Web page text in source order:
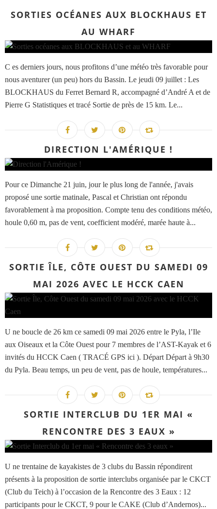
SORTIES OCÉANES AUX BLOCKHAUS ET
AU WHARF
C es derniers jours, nous profitons d’une météo très favorable pour
nous aventurer (un peu) hors du Bassin. Le jeudi 09 juillet : Les
BLOCKHAUS du Ferret Bernard R, accompagné d’André A et de
Pierre G Statistiques et tracé Sortie de près de 15 km. Le...
DIRECTION L'AMÉRIQUE !
Pour ce Dimanche 21 juin, jour le plus long de l'année, j'avais
proposé une sortie matinale, Pascal et Christian ont répondu
favorablement à ma proposition. Compte tenu des conditions météo,
houle 0,60 m, pas de vent, coefficient modéré, marée haute à...
SORTIE ÎLE, CÔTE OUEST DU SAMEDI 09
MAI 2026 AVEC LE HCCK CAEN
U ne boucle de 26 km ce samedi 09 mai 2026 entre le Pyla, l’Ile
aux Oiseaux et la Côte Ouest pour 7 membres de l’AST-Kayak et 6
invités du HCCK Caen ( TRACÉ GPS ici ). Départ Départ à 9h30
du Pyla. Beau temps, un peu de vent, pas de houle, températures...
SORTIE INTERCLUB DU 1ER MAI «
RENCONTRE DES 3 EAUX »
U ne trentaine de kayakistes de 3 clubs du Bassin répondirent
présents à la proposition de sortie interclubs organisée par le CKCT
(Club du Teich) à l’occasion de la Rencontre des 3 Eaux : 12
participants pour le CKCT, 9 pour le CAKE (Club d’Andernos)...